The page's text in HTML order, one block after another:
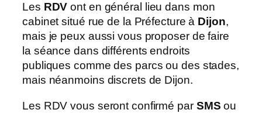
Les RDV ont en général lieu dans mon
cabinet situé rue de la Préfecture à Dijon,
mais je peux aussi vous proposer de faire
la séance dans différents endroits
publiques comme des parcs ou des stades,
mais néanmoins discrets de Dijon.
Les RDV vous seront confirmé par SMS ou